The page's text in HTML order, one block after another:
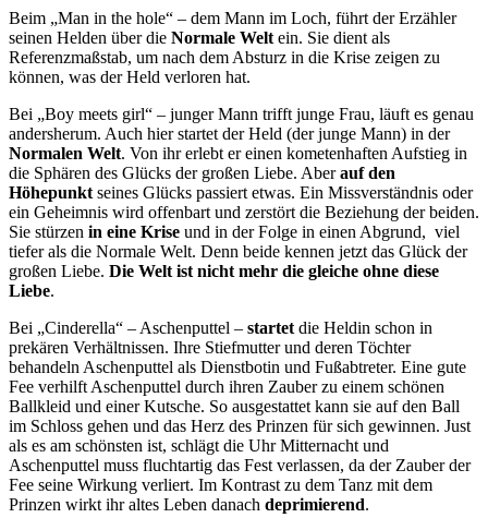
Beim „Man in the hole“ – dem Mann im Loch, führt der Erzähler
seinen Helden über die Normale Welt ein. Sie dient als
Referenzmaßstab, um nach dem Absturz in die Krise zeigen zu
können, was der Held verloren hat.
Bei „Boy meets girl“ – junger Mann trifft junge Frau, läuft es genau
andersherum. Auch hier startet der Held (der junge Mann) in der
Normalen Welt. Von ihr erlebt er einen kometenhaften Aufstieg in
die Sphären des Glücks der großen Liebe. Aberauf den
Höhepunkt seines Glücks passiert etwas. Ein Missverständnis oder
ein Geheimnis wird offenbart und zerstört die Beziehung der beiden.
Sie stürzen in eine Krise und in der Folge in einen Abgrund, viel
tiefer als die Normale Welt. Denn beide kennen jetzt das Glück der
großen Liebe. Die Welt ist nicht mehr die gleiche ohne diese
Liebe.
Bei „Cinderella“ – Aschenputtel – startet die Heldin schon in
prekären Verhältnissen. Ihre Stiefmutter und deren Töchter
behandeln Aschenputtel als Dienstbotin und Fußabtreter. Eine gute
Fee verhilft Aschenputtel durch ihren Zauber zu einem schönen
Ballkleid und einer Kutsche. So ausgestattet kann sie auf den Ball
im Schloss gehen und das Herz des Prinzen für sich gewinnen. Just
als es am schönsten ist, schlägt die Uhr Mitternacht und
Aschenputtel muss fluchtartig das Fest verlassen, da der Zauber der
Fee seine Wirkung verliert. Im Kontrast zu dem Tanz mit dem
Prinzen wirkt ihr altes Leben danach deprimierend.